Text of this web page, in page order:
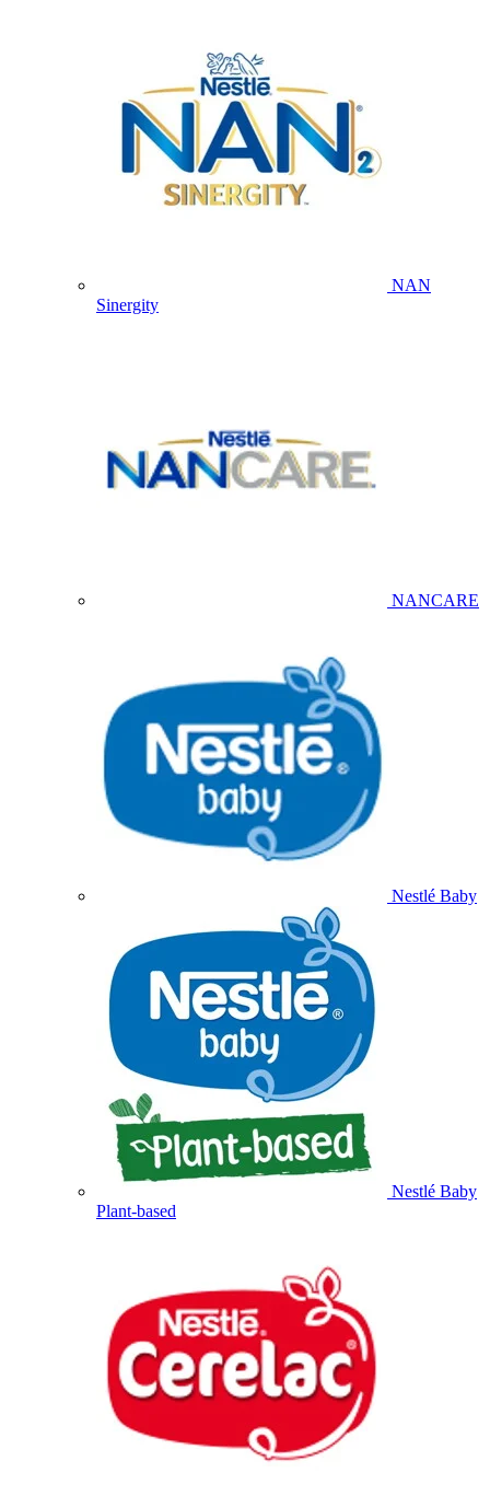
NAN
Sinergity
NANCARE
Nestlé Baby
Nestlé Baby
Plant-based